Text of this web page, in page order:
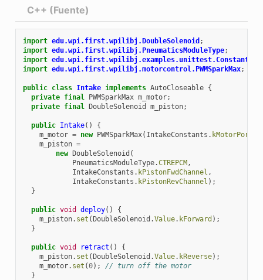
import edu.wpi.first.wpilibj.DoubleSolenoid ;
import edu.wpi.first.wpilibj.PneumaticsModuleType;
import
import edu.wpi.first.wpilibj.motorcontrol.PWMSparkMax;
public class Intake implements AutoCloseable {
private final PWMSparkMax m_motor;
private final DoubleSolenoid m_piston;
public Intake()
{
m_motor = new PWMSparkMax( IntakeConstants . kMotorPort
m_piston =
new DoubleSolenoid (
PneumaticsModuleType.CTREPCM,
IntakeConstants . kPistonFwdChannel ,
IntakeConstants . kPistonRevChannel );
}
public void deploy()
{
m_piston. set (DoubleSolenoid .Value. kForward );
}
public void retract ()
{
m_piston. set (DoubleSolenoid .Value. kReverse);
m_motor. set (0);
// turn off the motor
}
C++ (Fuente)